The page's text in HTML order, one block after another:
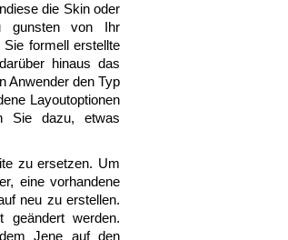
die Skin oder
gunsten von Ihr
formell erstellte
hinaus das
Anwender den Typ
Layoutoptionen
Sie dazu, etwas
zu ersetzen. Um
eine vorhandene
neu zu erstellen.
geändert werden.
Jene auf den